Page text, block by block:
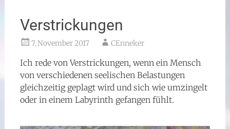
Verstrickungen
7. November 2017 CEnneker
Ich rede von Verstrickungen, wenn ein Mensch
von verschiedenen seelischen Belastungen
gleichzeitig geplagt wird und sich wie umzingelt
oder in einem Labyrinth gefangen fühlt.